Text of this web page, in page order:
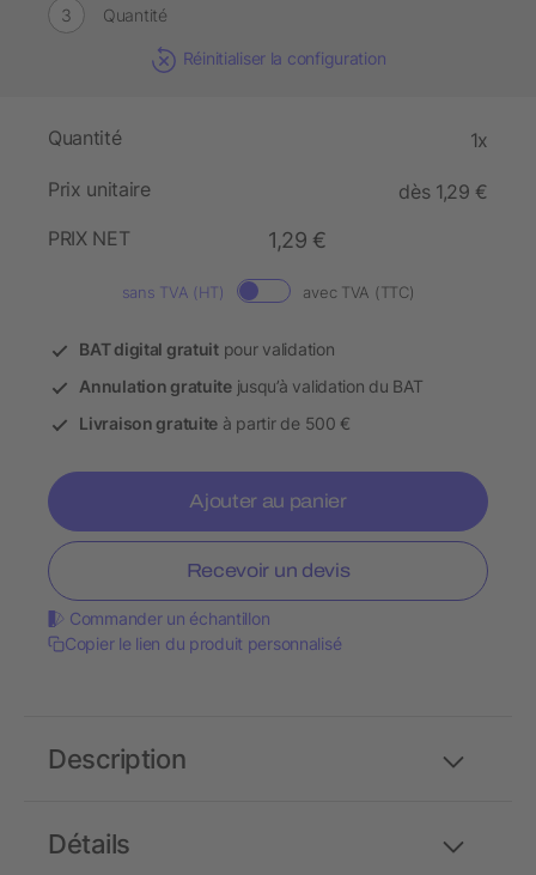
Quantité
Réinitialiser la configuration
Quantité 1x
Prix unitaire
dès 1,29 €
PRIX NET
1,29 €
sans TVA (HT) avec TVA (TTC)
BAT digital gratuitpour validation
Annulation gratuitejusqu’à validation du BAT
Livraison gratuite à partir de 500 €
Ajouter au panier
Recevoir un devis
Commander un échantillon
Copier le lien du produit personnalisé
Détails
Description